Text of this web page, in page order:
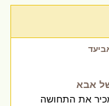
אבא
את התחושה